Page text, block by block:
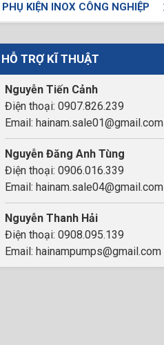
PHỤ KIỆN INOX CÔNG NGHIỆP
HỖ TRỢ KĨ THUẬT
Nguyễn Tiến Cảnh
Điện thoại: 0907.826.239
Email: hainam.sale01@gmail.com
Nguyễn Đăng Anh Tùng
Điện thoại: 0906.016.339
Email: hainam.sale04@gmail.com
Nguyễn Thanh Hải
Điện thoại: 0908.095.139
Email: hainampumps@gmail.com